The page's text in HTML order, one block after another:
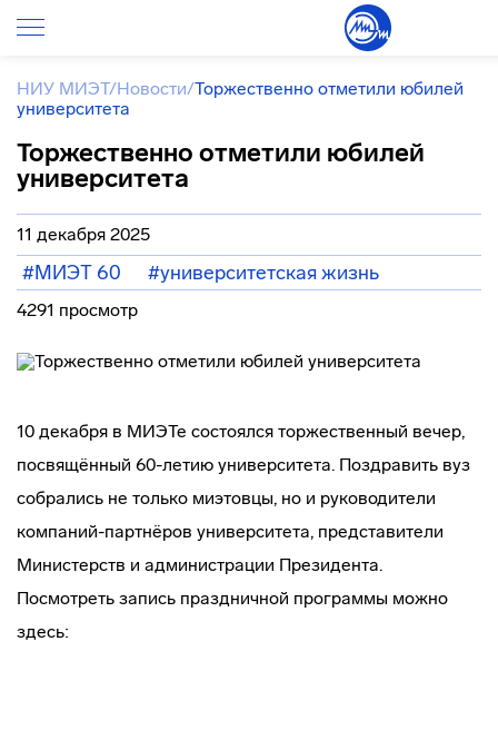
НИУ МИЭТ/Новости/Торжественно отметили юбилей
университета
Торжественно отметили юбилей
университета
11 декабря 2025
#МИЭТ 60 #университетская жизнь
4291 просмотр
10 декабря в МИЭТе состоялся торжественный вечер,
посвящённый 60-летию университета. Поздравить вуз
собрались не только миэтовцы, но и руководители
компаний-партнёров университета, представители
Министерств и администрации Президента.
Посмотреть запись праздничной программы можно
здесь: